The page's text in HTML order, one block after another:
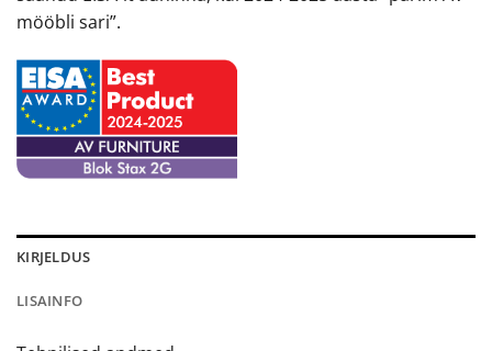
mööbli sari”.
KIRJELDUS
LISAINFO